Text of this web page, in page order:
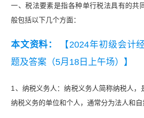
一、税法要素是指各种单行税法具有的共
般包括以下几个方面：
本文资料：
【2024年初级会计
题及答案（5月18日上午场）】
1、纳税义务人‌：纳税义务人简称纳税人，
纳税义务的单位和个人，通常分为法人和自